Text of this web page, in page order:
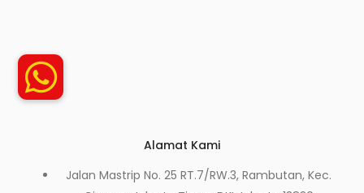
Alamat Kami
Jalan Mastrip No. 25 RT.7/RW.3, Rambutan, Kec.